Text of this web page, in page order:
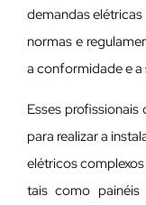
demandas
normas e
a conformidade e a
Esses
para realizar a
elétricos
tais como painéis